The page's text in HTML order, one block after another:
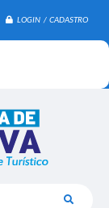
LOGIN / CADASTRO